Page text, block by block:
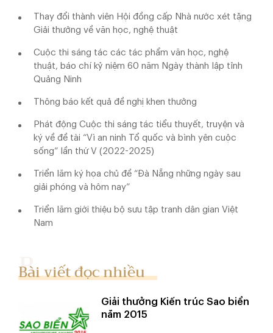
Thay đổi thành viên Hội đồng cấp Nhà nước xét tặng
Giải thưởng về văn học, nghệ thuật
Cuộc thi sáng tác các tác phẩm văn học, nghệ
thuật, báo chí kỷ niệm 60 năm Ngày thành lập tỉnh
Quảng Ninh
Thông báo kết quả đề nghị khen thưởng
Phát động Cuộc thi sáng tác tiểu thuyết, truyện và
ký về đề tài “Vì an ninh Tổ quốc và bình yên cuộc
sống” lần thứ V (2022-2025)
Triển lãm ký họa chủ đề “Đà Nẵng những ngày sau
giải phóng và hôm nay”
Triển lãm giới thiệu bộ sưu tập tranh dân gian Việt
Nam
Bài viết đọc nhiều
Giải thưởng Kiến trúc Sao biển
năm 2015